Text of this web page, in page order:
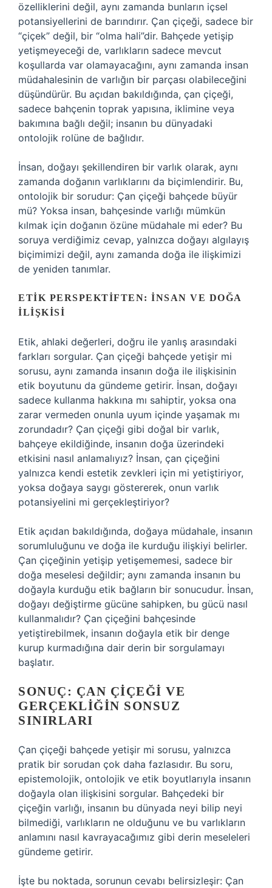
özelliklerini değil, aynı zamanda bunların içsel
potansiyellerini de barındırır. Çan çiçeği, sadece bir
“çiçek” değil, bir “olma hali”dir. Bahçede yetişip
yetişmeyeceği de, varlıkların sadece mevcut
koşullarda var olamayacağını, aynı zamanda insan
müdahalesinin de varlığın bir parçası olabileceğini
düşündürür. Bu açıdan bakıldığında, çan çiçeği,
sadece bahçenin toprak yapısına, iklimine veya
bakımına bağlı değil; insanın bu dünyadaki
ontolojik rolüne de bağlıdır.
İnsan, doğayı şekillendiren bir varlık olarak, aynı
zamanda doğanın varlıklarını da biçimlendirir. Bu,
ontolojik bir sorudur: Çan çiçeği bahçede büyür
mü? Yoksa insan, bahçesinde varlığı mümkün
kılmak için doğanın özüne müdahale mi eder? Bu
soruya verdiğimiz cevap, yalnızca doğayı algılayış
biçimimizi değil, aynı zamanda doğa ile ilişkimizi
de yeniden tanımlar.
ETIK PERSPEKTIFTEN: İNSAN VE DOĞA
İLIŞKISI
Etik, ahlaki değerleri, doğru ile yanlış arasındaki
farkları sorgular. Çan çiçeği bahçede yetişir mi
sorusu, aynı zamanda insanın doğa ile ilişkisinin
etik boyutunu da gündeme getirir. İnsan, doğayı
sadece kullanma hakkına mı sahiptir, yoksa ona
zarar vermeden onunla uyum içinde yaşamak mı
zorundadır? Çan çiçeği gibi doğal bir varlık,
bahçeye ekildiğinde, insanın doğa üzerindeki
etkisini nasıl anlamalıyız? İnsan, çan çiçeğini
yalnızca kendi estetik zevkleri için mi yetiştiriyor,
yoksa doğaya saygı göstererek, onun varlık
potansiyelini mi gerçekleştiriyor?
Etik açıdan bakıldığında, doğaya müdahale, insanın
sorumluluğunu ve doğa ile kurduğu ilişkiyi belirler.
Çan çiçeğinin yetişip yetişememesi, sadece bir
doğa meselesi değildir; aynı zamanda insanın bu
doğayla kurduğu etik bağların bir sonucudur. İnsan,
doğayı değiştirme gücüne sahipken, bu gücü nasıl
kullanmalıdır? Çan çiçeğini bahçesinde
yetiştirebilmek, insanın doğayla etik bir denge
kurup kurmadığına dair derin bir sorgulamayı
başlatır.
SONUÇ: ÇAN ÇIÇEĞI VE
GERÇEKLIĞIN SONSUZ
SINIRLARI
Çan çiçeği bahçede yetişir mi sorusu, yalnızca
pratik bir sorudan çok daha fazlasıdır. Bu soru,
epistemolojik, ontolojik ve etik boyutlarıyla insanın
doğayla olan ilişkisini sorgular. Bahçedeki bir
çiçeğin varlığı, insanın bu dünyada neyi bilip neyi
bilmediği, varlıkların ne olduğunu ve bu varlıkların
anlamını nasıl kavrayacağımız gibi derin meseleleri
gündeme getirir.
İşte bu noktada, sorunun cevabı belirsizleşir: Çan